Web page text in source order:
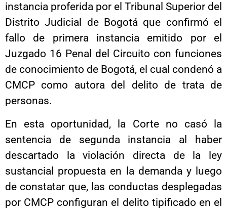
instancia proferida por el Tribunal Superior del
Distrito Judicial de Bogotá que confirmó el
fallo de primera instancia emitido por el
Juzgado 16 Penal del Circuito con funciones
de conocimiento de Bogotá, el cual condenó a
CMCP como autora del delito de trata de
personas.
En esta oportunidad, la Corte no casó la
sentencia de segunda instancia al haber
descartado la violación directa de la ley
sustancial propuesta en la demanda y luego
de constatar que, las conductas desplegadas
por CMCP configuran el delito tipificado en el